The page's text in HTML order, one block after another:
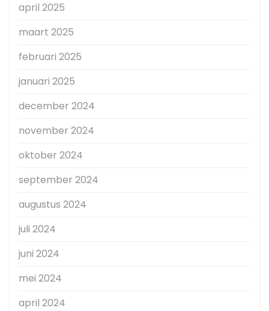
april 2025
maart 2025
februari 2025
januari 2025
december 2024
november 2024
oktober 2024
september 2024
augustus 2024
juli 2024
juni 2024
mei 2024
april 2024